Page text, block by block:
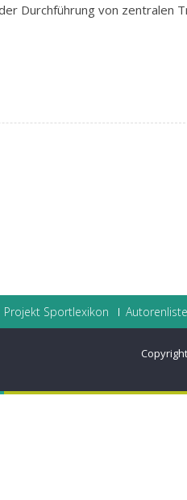
Durchführung von zentralen
Projekt Sportlexikon Autorenliste